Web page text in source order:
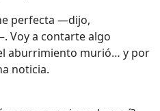
perfecta —dijo,
Voy a contarte algo
aburrimiento murió… y por
noticia.